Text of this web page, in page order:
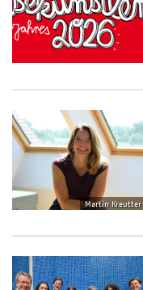
Martin Kreutter